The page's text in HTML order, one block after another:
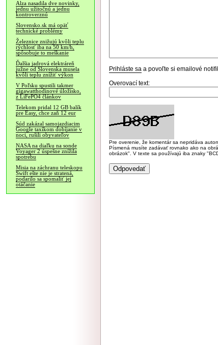
Alza nasadila dve novinky,
jednu užitočnú a jednu
kontroverznú
Slovensko.sk má opäť
technické problémy
Železnice znižujú kvôli teplu
rýchlosť iba na 50 km/h,
spôsobuje to meškanie
Ďalšia jadrová elektráreň
južne od Slovenska musela
kvôli teplu znížiť výkon
V Poľsku spustili takmer
gigawatthodinové úložisko,
z LiFePO4 článkov
Telekom pridal 12 GB balík
pre Easy, chce zaň 12 eur
Súd zakázal samojazdiacim
Google taxíkom dobíjanie v
noci, rušili obyvateľov
NASA na diaľku na sonde
Voyager 2 úspešne znížila
spotrebu
Misia na záchranu teleskopu
Swift ešte nie je stratená,
podarilo sa spomaliť jej
otáčanie
Prihláste sa a povoľte si emailové
Overovací text:
Pre overenie, že komentár sa nepridáva
Písmená musíte zadávať rovnako ako na
obrázok". V texte sa používajú iba znaky